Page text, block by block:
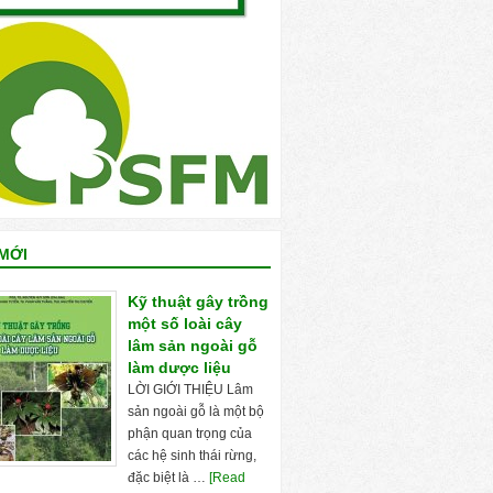
Kỹ thuật gây trồng
một số loài cây
lâm sản ngoài gỗ
làm dược liệu
LỜI GIỚI THIỆU Lâm
sản ngoài gỗ là một bộ
phận quan trọng của
các hệ sinh thái rừng,
đặc biệt là … [Read